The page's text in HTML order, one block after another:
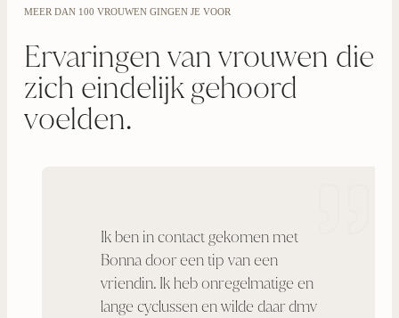
MEER DAN 100 VROUWEN GINGEN JE VOOR
Ervaringen van vrouwen die
zich eindelijk gehoord
voelden.
Ik ben in contact gekomen met
Bonna door een tip van een
vriendin. Ik heb onregelmatige en
lange cyclussen en wilde daar dmv